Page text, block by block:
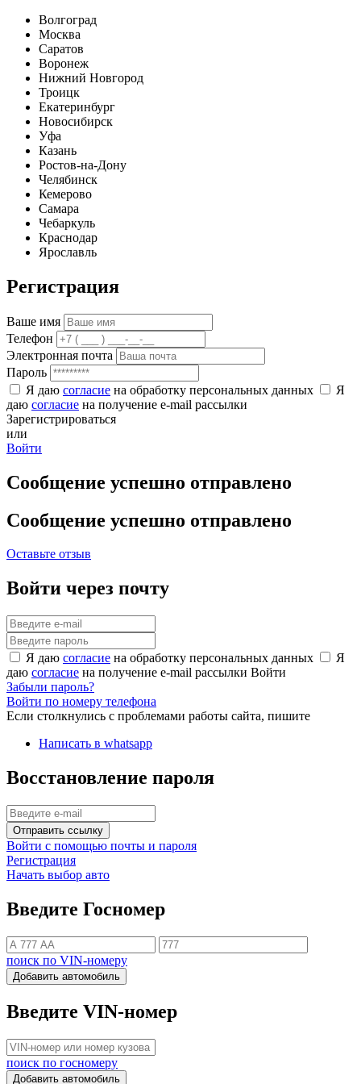
Волгоград
Москва
Саратов
Воронеж
Нижний Новгород
Троицк
Екатеринбург
Новосибирск
Уфа
Казань
Ростов-на-Дону
Челябинск
Кемерово
Самара
Чебаркуль
Краснодар
Ярославль
Регистрация
Ваше имя
Телефон
Электронная почта
Пароль
Я даю согласие на обработку персональных данных
Я
даю согласие на получение e-mail рассылки
Зарегистрироваться
или
Войти
Сообщение успешно отправлено
Сообщение успешно отправлено
Оставьте отзыв
Войти через почту
Я даю согласие на обработку персональных данных
Я
даю согласие на получение e-mail рассылки Войти
Забыли пароль?
Войти по номеру телефона
Если столкнулись с проблемами работы сайта, пишите
Написать в whatsapp
Восстановление пароля
Отправить ссылку
Войти с помощью почты и пароля
Регистрация
Начать выбор авто
Введите Госномер
поиск по VIN-номеру
Добавить автомобиль
Введите VIN-номер
поиск по госномеру
Добавить автомобиль